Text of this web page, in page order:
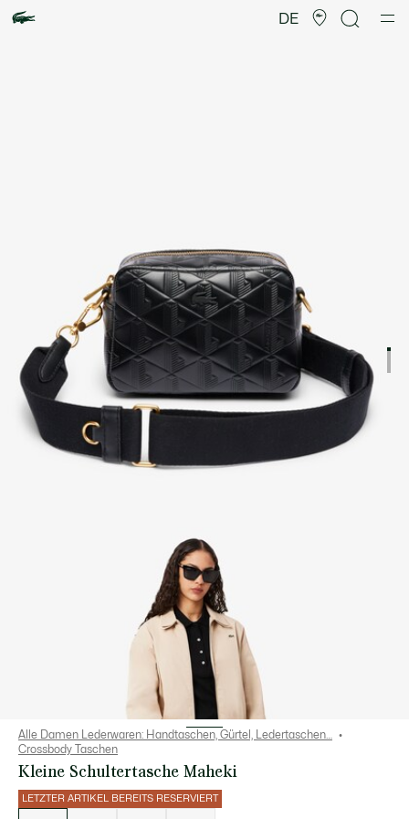
DE
Alle Damen Lederwaren: Handtaschen, Gürtel, Ledertaschen…
Crossbody Taschen
Kleine Schultertasche Maheki
LETZTER ARTIKEL BEREITS RESERVIERT